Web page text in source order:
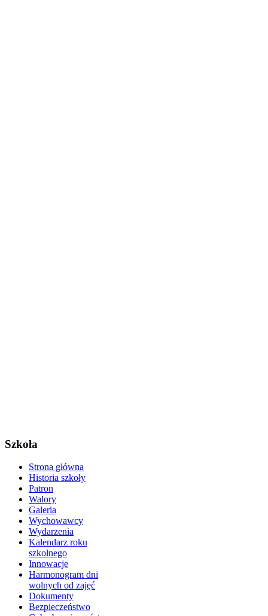
Szkoła
Strona główna
Historia szkoły
Patron
Walory
Galeria
Wychowawcy
Wydarzenia
Kalendarz roku
szkolnego
Innowacje
Harmonogram dni
wolnych od zajęć
Dokumenty
Bezpieczeństwo